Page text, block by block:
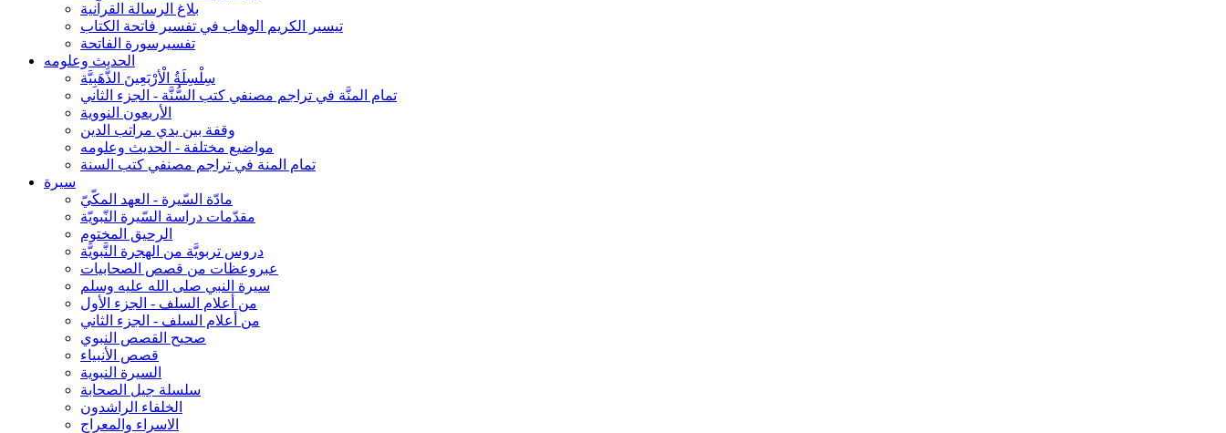
بلاغ الرسالة القرآنية
تيسير الكريم الوهاب في تفسير فاتحة الكتاب
تفسيرسورة الفاتحة
الحديث وعلومه
سِلْسِلَةُ الْأرْبَعِينَ الذَّهَبِيَّة
تمام المنَّة في تراجم مصنفي كتب السُّنَّة - الجزء الثاني
الأربعون النووية
وقفة بين يدي مراتب الدين
مواضيع مختلفة - الحديث وعلومه
تمام المنة في تراجم مصنفي كتب السنة
سيرة
مادّة السّيرة - العهد المكّيّ
مقدّمات دراسة السّيرة النّبويّة
الرحيق المختوم
دروس تربويَّة من الهجرة النَّبويَّة
عبروعظات من قصص الصحابيات
سيرة النبي صلى الله عليه وسلم
من أعلام السلف - الجزء الأول
من أعلام السلف - الجزء الثاني
صحيح القصص النبوي
قصص الأنبياء
السيرة النبوية
سلسلة جيل الصحابة
الخلفاء الراشدون
الاسراء والمعراج